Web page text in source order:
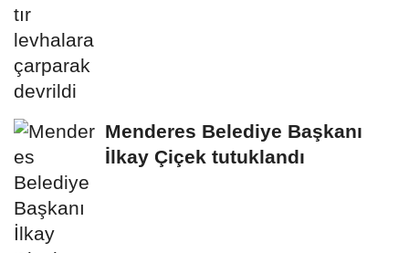
Menderes Belediye Başkanı
İlkay Çiçek tutuklandı